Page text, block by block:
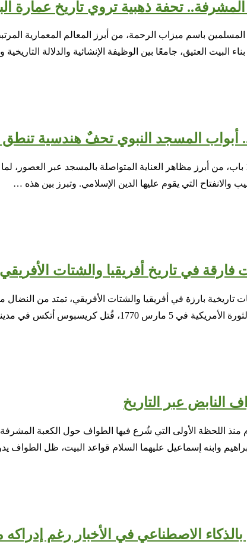
تحفة ذهبية تروي تاريخ عمارة
باسم ميزاب الرحمة، من أبرز المعالم المعمارية
العتيق، جامعًا بين الوظيفة الإنشائية والدلالة
تُعد أبواب المسجد النبوي، البالغ عددها 100 باب، من أبرز مظاهر العناية
والانفتاح التي يقوم عليها الدين الإسلامي. وتبرز بين هذه …
في تاريخ أفريقيا والشتات الأفريقي
بارزة في أفريقيا والشتات الأفريقي، تمتد من النضال من
أتكس في مدينة بوسطن خلال ما …
عبر التاريخ
اللحظة الأولى التي شُرع فيها الطواف حول الكعبة
وابنه إسماعيل عليهما السلام قواعد البيت، ظل الطواف
الاصطناعي في الأخبار رغم إدراكه